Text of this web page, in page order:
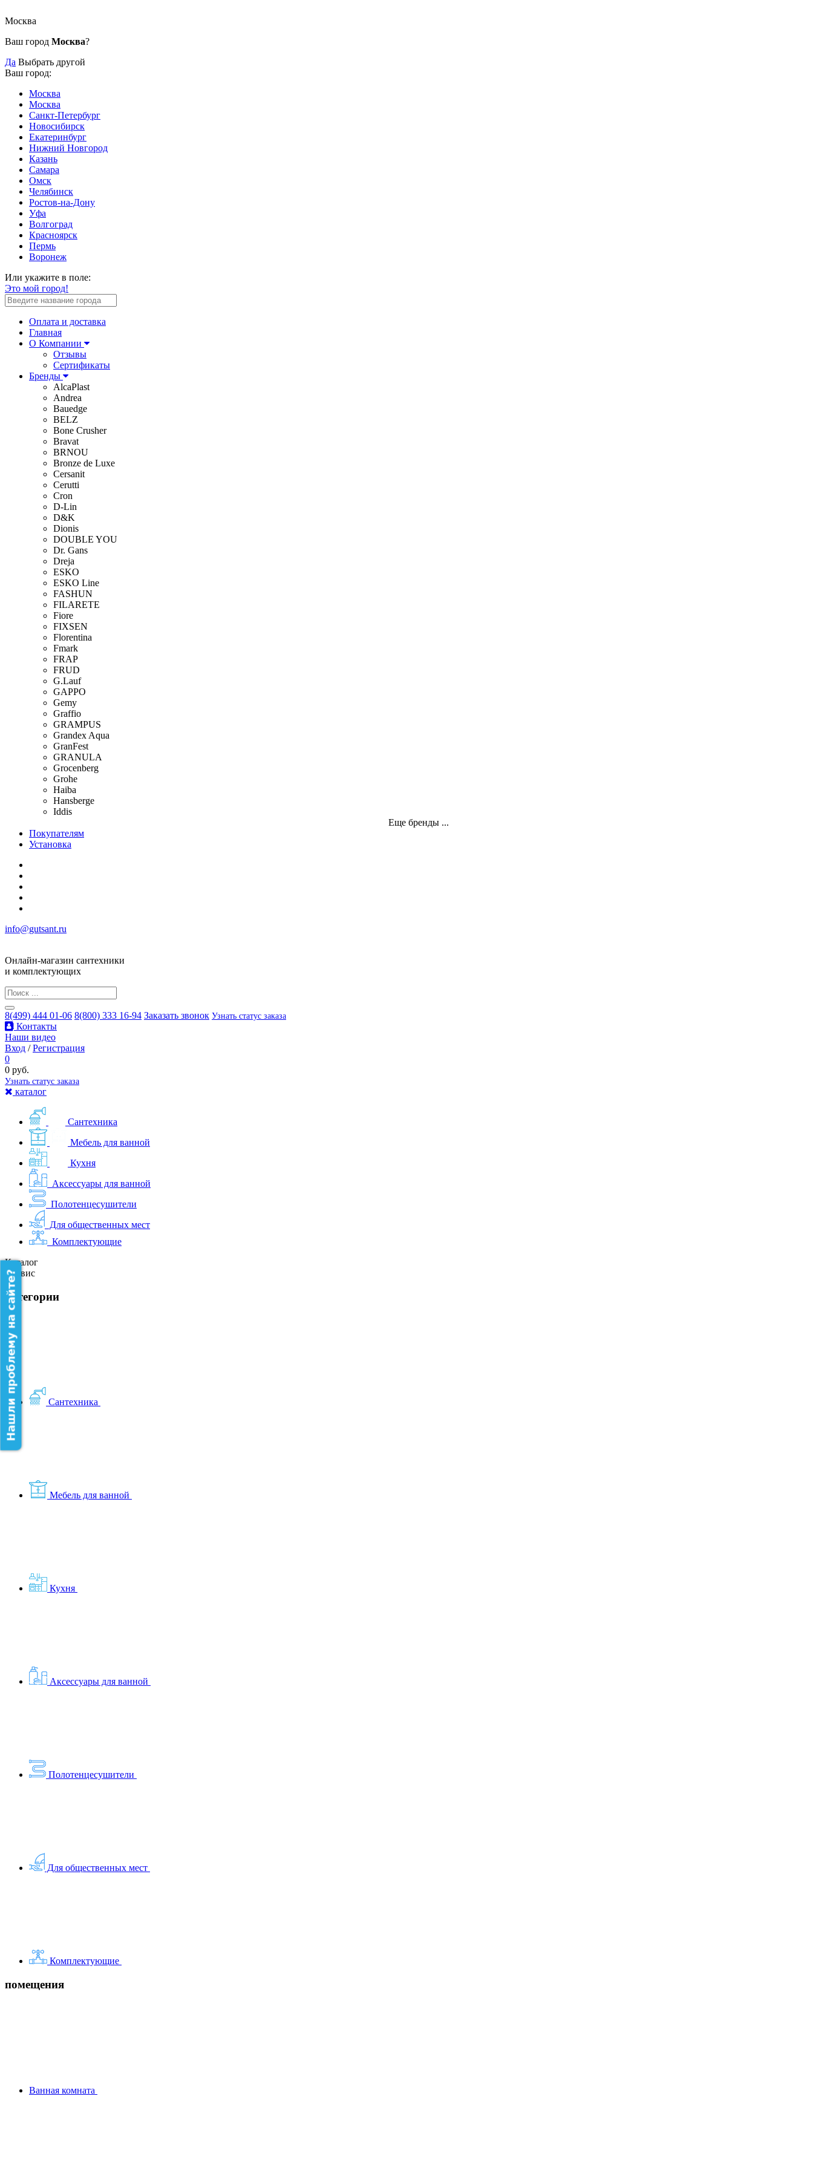
Москва
Ваш город Москва?
Да Выбрать другой
Ваш город:
Москва
Москва
Санкт-Петербург
Новосибирск
Екатеринбург
Нижний Новгород
Казань
Самара
Омск
Челябинск
Ростов-на-Дону
Уфа
Волгоград
Красноярск
Пермь
Воронеж
Или укажите в поле:
Это мой город!
Оплата и доставка
Главная
О Компании
Отзывы
Сертификаты
Бренды
AlcaPlast
Andrea
Bauedge
BELZ
Bone Crusher
Bravat
BRNOU
Bronze de Luxe
Cersanit
Cerutti
Cron
D-Lin
D&K
Dionis
DOUBLE YOU
Dr. Gans
Dreja
ESKO
ESKO Line
FASHUN
FILARETE
Fiore
FIXSEN
Florentina
Fmark
FRAP
FRUD
G.Lauf
GAPPO
Gemy
Graffio
GRAMPUS
Grandex Aqua
GranFest
GRANULA
Grocenberg
Grohe
Haiba
Hansberge
Iddis
Еще бренды ...
Покупателям
Установка
info@gutsant.ru
Онлайн-магазин сантехники
и комплектующих
8(499) 444 01-06 8(800) 333 16-94 Заказать звонок Узнать статус заказа
Контакты
Наши видео
Вход /Регистрация
0
0 руб.
Узнать статус заказа
каталог
Сантехника
Мебель для ванной
Кухня
Аксессуары для ванной
Полотенцесушители
Для общественных мест
Комплектующие
Каталог
Сервис
категории
Сантехника
Мебель для ванной
Кухня
Аксессуары для ванной
Полотенцесушители
Для общественных мест
Комплектующие
помещения
Ванная комната
Нашли проблему на сайте?